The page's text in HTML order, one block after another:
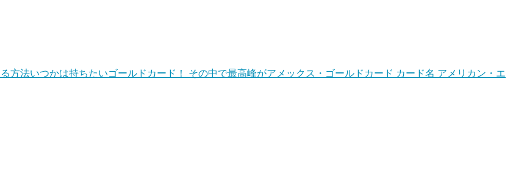
方法いつかは持ちたいゴールドカード！ その中で最高峰がアメックス・ゴールドカード カード名 アメリカン・エ